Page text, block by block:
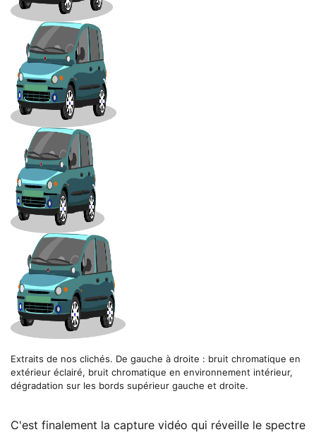
Extraits de nos clichés. De gauche à droite : bruit chromatique en
extérieur éclairé, bruit chromatique en environnement intérieur,
dégradation sur les bords supérieur gauche et droite.
C'est finalement la capture vidéo qui réveille le spectre